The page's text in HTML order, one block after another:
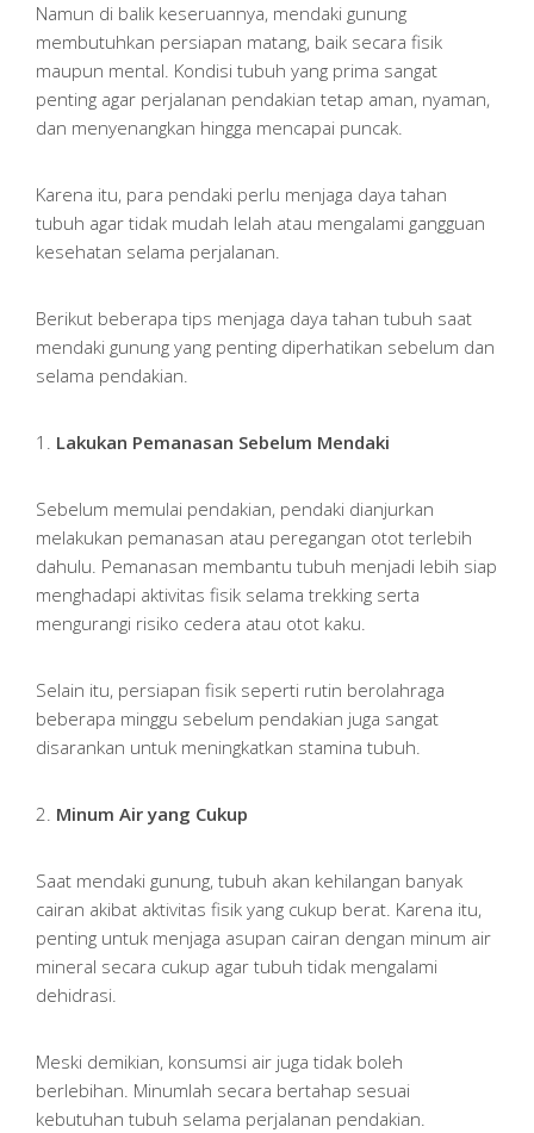
Namun di balik keseruannya, mendaki gunung
membutuhkan persiapan matang, baik secara fisik
maupun mental. Kondisi tubuh yang prima sangat
penting agar perjalanan pendakian tetap aman, nyaman,
dan menyenangkan hingga mencapai puncak.
Karena itu, para pendaki perlu menjaga daya tahan
tubuh agar tidak mudah lelah atau mengalami gangguan
kesehatan selama perjalanan.
Berikut beberapa tips menjaga daya tahan tubuh saat
mendaki gunung yang penting diperhatikan sebelum dan
selama pendakian.
1. Lakukan Pemanasan Sebelum Mendaki
Sebelum memulai pendakian, pendaki dianjurkan
melakukan pemanasan atau peregangan otot terlebih
dahulu. Pemanasan membantu tubuh menjadi lebih siap
menghadapi aktivitas fisik selama trekking serta
mengurangi risiko cedera atau otot kaku.
Selain itu, persiapan fisik seperti rutin berolahraga
beberapa minggu sebelum pendakian juga sangat
disarankan untuk meningkatkan stamina tubuh.
2. Minum Air yang Cukup
Saat mendaki gunung, tubuh akan kehilangan banyak
cairan akibat aktivitas fisik yang cukup berat. Karena itu,
penting untuk menjaga asupan cairan dengan minum air
mineral secara cukup agar tubuh tidak mengalami
dehidrasi.
Meski demikian, konsumsi air juga tidak boleh
berlebihan. Minumlah secara bertahap sesuai
kebutuhan tubuh selama perjalanan pendakian.